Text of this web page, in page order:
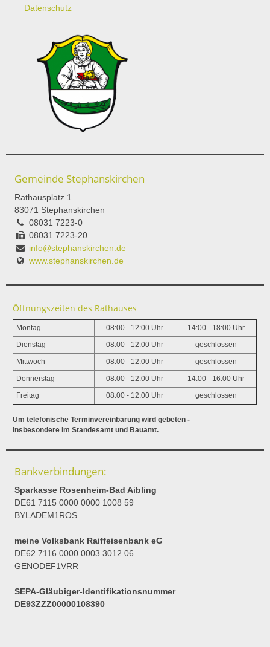
Datenschutz
Gemeinde Stephanskirchen
Rathausplatz 1
83071 Stephanskirchen
08031 7223-0
08031 7223-20
info@stephanskirchen.de
www.stephanskirchen.de
Öffnungszeiten des Rathauses
Montag 08:00 - 12:00 Uhr 14:00 - 18:00 Uhr
Dienstag 08:00 - 12:00 Uhr geschlossen
Mittwoch 08:00 - 12:00 Uhr geschlossen
Donnerstag 08:00 - 12:00 Uhr 14:00 - 16:00 Uhr
Freitag 08:00 - 12:00 Uhr geschlossen
Um telefonische Terminvereinbarung wird gebeten -
insbesondere im Standesamt und Bauamt.
Bankverbindungen:
Sparkasse Rosenheim-Bad Aibling
DE61 7115 0000 0000 1008 59
BYLADEM1ROS
meine Volksbank Raiffeisenbank eG
DE62 7116 0000 0003 3012 06
GENODEF1VRR
SEPA-Gläubiger-Identifikationsnummer
DE93ZZZ00000108390